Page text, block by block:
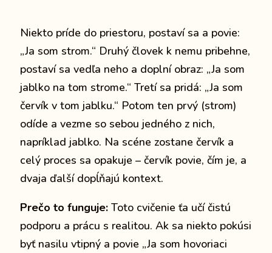
Niekto príde do priestoru, postaví sa a povie:
„Ja som strom.“ Druhý človek k nemu pribehne,
postaví sa vedľa neho a doplní obraz: „Ja som
jablko na tom strome.“ Tretí sa pridá: „Ja som
červík v tom jablku.“ Potom ten prvý (strom)
odíde a vezme so sebou jedného z nich,
napríklad jablko. Na scéne zostane červík a
celý proces sa opakuje – červík povie, čím je, a
dvaja ďalší dopĺňajú kontext.
Prečo to funguje:Toto cvičenie ťa učí čistú
podporu a prácu s realitou. Ak sa niekto pokúsi
byť nasilu vtipný a povie „Ja som hovoriaci